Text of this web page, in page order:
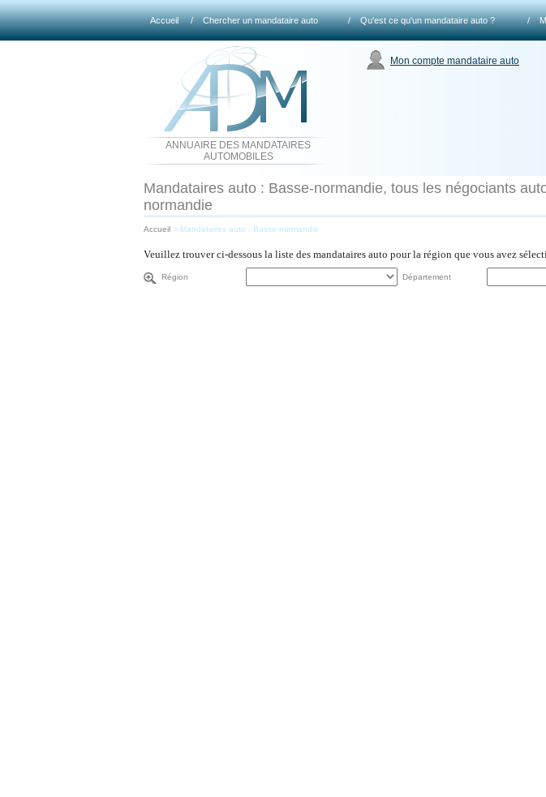
Accueil / Chercher un mandataire auto / Qu'est ce qu'un mandataire auto ? /
ANNUAIRE DES MANDATAIRES
AUTOMOBILES
Mon compte mandataire auto
Mandataires auto : Basse-normandie, tous les négociants
normandie
Accueil > Mandataires auto : Basse-normandie
Veuillez trouver ci-dessous la liste des mandataires auto pour la région que vous avez
Région Département